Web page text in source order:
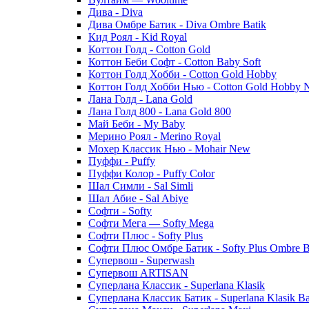
Дива - Diva
Дива Омбре Батик - Diva Ombre Batik
Кид Роял - Kid Royal
Коттон Голд - Cotton Gold
Коттон Беби Софт - Cotton Baby Soft
Коттон Голд Хобби - Cotton Gold Hobby
Коттон Голд Хобби Нью - Cotton Gold Hobby
Лана Голд - Lana Gold
Лана Голд 800 - Lana Gold 800
Май Беби - My Baby
Мерино Роял - Merino Royal
Мохер Классик Нью - Mohair New
Пуффи - Puffy
Пуффи Колор - Puffy Color
Шал Симли - Sal Simli
Шал Абие - Sal Abiye
Софти - Softy
Софти Мега — Softy Mega
Софти Плюс - Softy Plus
Софти Плюс Омбре Батик - Softy Plus Ombre
Супервош - Superwash
Супервош ARTISAN
Суперлана Классик - Superlana Klasik
Суперлана Классик Батик - Superlana Klasik